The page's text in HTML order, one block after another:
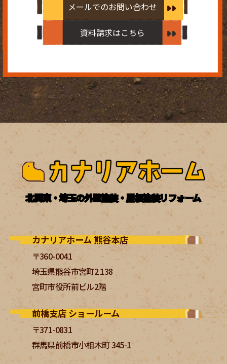
メールでのお問い合わせ
資料請求はこちら
北関東・埼玉の外壁塗装・屋根塗装リフォーム
カナリアホーム 熊谷本店
〒360-0041
埼玉県熊谷市宮町2 138
宮町市役所前ビル2階
前橋支店 ショールーム
〒371-0831
群馬県前橋市小相木町 345-1